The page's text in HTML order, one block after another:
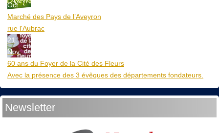
Oct
Marché des Pays de l’Aveyron
rue l'Aubrac
21
Nov
60 ans du Foyer de la Cité des Fleurs
Avec la présence des 3 évêques des départements fondateurs.
Newsletter